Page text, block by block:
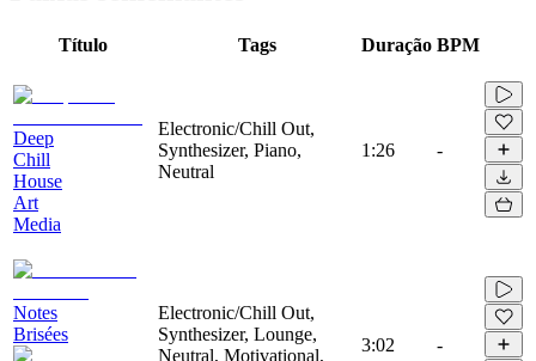
Título Tags Duração BPM
Deep
Chill
House
Art
Media
Electronic/Chill Out,
Synthesizer, Piano,
Neutral
1:26 -
Notes
Brisées
Electronic/Chill Out,
Synthesizer, Lounge,
Neutral, Motivational,
3:02 -